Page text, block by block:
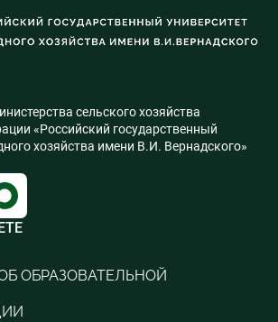
сельского хозяйства
«Российский государственный
хозяйства имени В.И. Вернадского»
ОБРАЗОВАТЕЛЬНОЙ